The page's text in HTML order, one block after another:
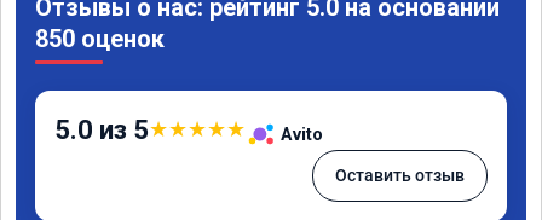
Отзывы о нас: рейтинг 5.0 на основании
850 оценок
5.0 из 5★★★★★ Avito
Оставить отзыв